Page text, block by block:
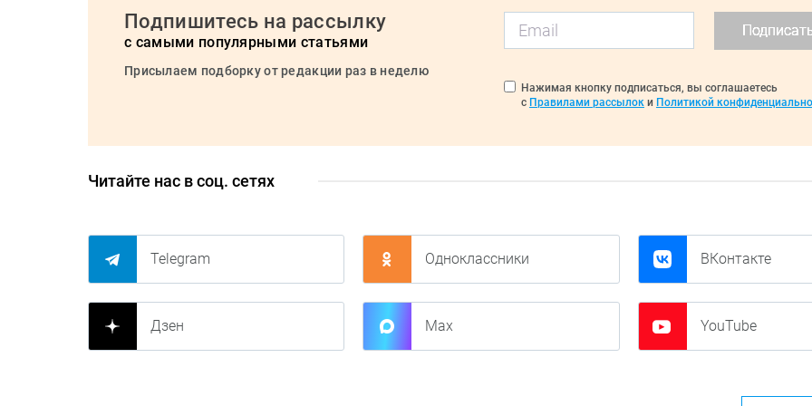
Подпишитесь на рассылку
с самыми популярными статьями
Присылаем подборку от редакции раз в неделю
Нажимая кнопку подписаться, вы соглашаетесь
с Правилами рассылок и Политикой
Читайте нас в соц. сетях
Telegram Одноклассники ВКонтакте
Дзен Max YouTube